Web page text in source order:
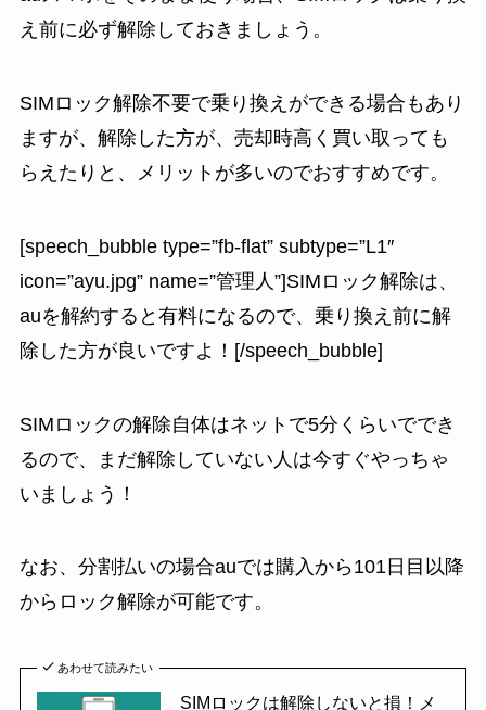
え前に必ず解除しておきましょう 。
SIMロック解除不要で乗り換えができる場合もあり
ますが、解除した方が、売却時高く買い取っても
らえたりと、メリットが多いのでおすすめです。
[speech_bubble type=”fb-flat” subtype=”L1″
icon=”ayu.jpg” name=”管理人”]SIMロック解除は、
auを解約すると有料になるので、乗り換え前に解
除した方が良いですよ！[/speech_bubble]
SIMロックの解除自体はネットで5分くらいででき
るので、まだ解除していない人は今すぐやっちゃ
いましょう！
なお、分割払いの場合auでは購入から101日目以降
からロック解除が可能です。
あわせて読みたい
SIMロックは解除しないと損！メ